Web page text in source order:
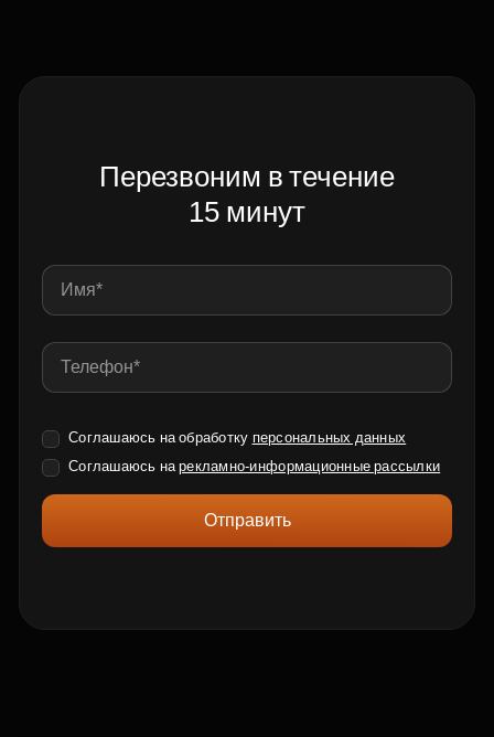
Перезвоним в течение
15 минут
Соглашаюсь на обработку персональных данных
Соглашаюсь нарекламно-информационные рассылки
Отправить